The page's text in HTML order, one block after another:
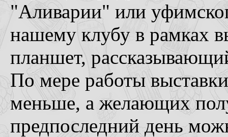
"Аливарии" или
нашему клубу в рамках
планшет,
По мере работы
меньше, а желающих
предпоследний день